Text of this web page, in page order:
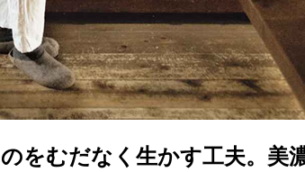
をむだなく生かす工夫。美